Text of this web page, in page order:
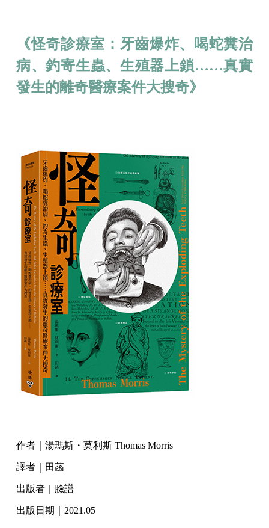
《怪奇診療室：牙齒爆炸、喝蛇糞治
病、釣寄生蟲、生殖器上鎖……真實
發生的離奇醫療案件大搜奇》
作者｜湯瑪斯・莫利斯 Thomas Morris
譯者｜田菡
出版者｜臉譜
出版日期｜2021.05